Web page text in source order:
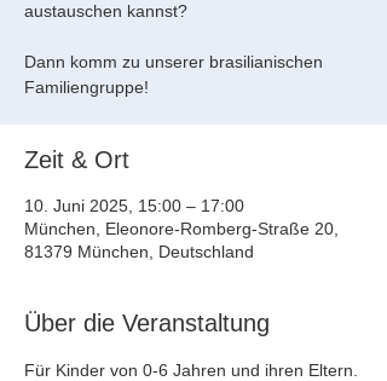
austauschen kannst?
Dann komm zu unserer brasilianischen
Familiengruppe!
Zeit & Ort
10. Juni 2025, 15:00 – 17:00
München, Eleonore-Romberg-Straße 20,
81379 München, Deutschland
Über die Veranstaltung
Für Kinder von 0-6 Jahren und ihren Eltern.